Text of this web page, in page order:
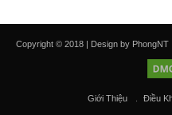
Copyright © 2018 |
Giới Thiệu Điều